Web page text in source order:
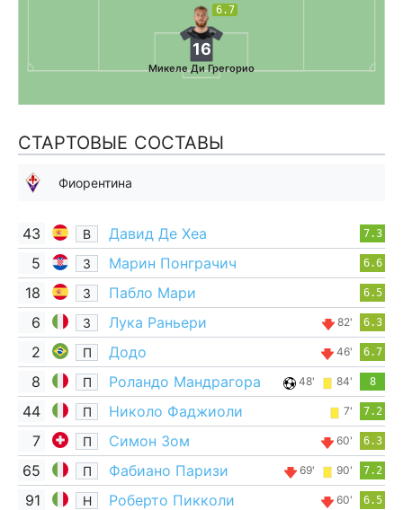
6.7
16
Микеле Ди Грегорио
СТАРТОВЫЕ СОСТАВЫ
Фиорентина
43 В Давид Де Хеа 7.3
5 З Марин Понграчич 6.6
18 З Пабло Мари 6.5
6 З Лука Раньери 82' 6.3
2 П Додо 46' 6.7
8 П Роландо Мандрагора 48' 84' 8
44 П Николо Фаджиоли 7' 7.2
7 П Симон Зом 60' 6.3
65 П Фабиано Паризи 69' 90' 7.2
91 Н Роберто Пикколи 60' 6.5